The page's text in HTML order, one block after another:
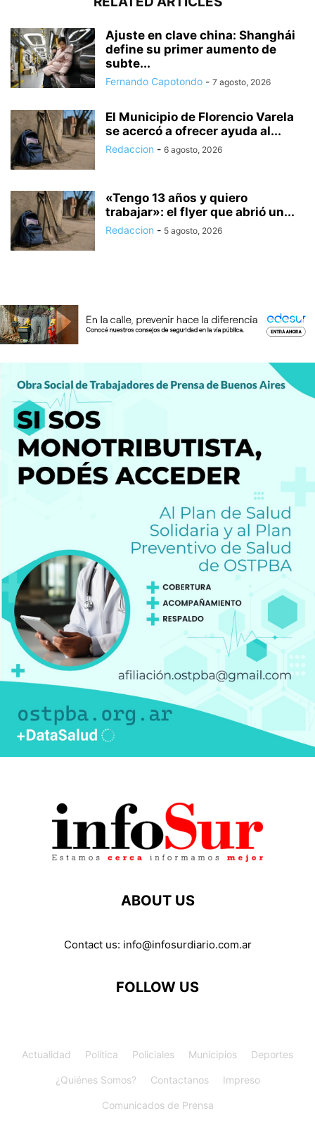
Ajuste en clave china: Shanghái
define su primer aumento de
subte...
Fernando Capotondo - 7 agosto, 2026
El Municipio de Florencio Varela
se acercó a ofrecer ayuda al...
Redaccion - 6 agosto, 2026
«Tengo 13 años y quiero
trabajar»: el flyer que abrió un...
Redaccion - 5 agosto, 2026
ABOUT US
Contact us: info@infosurdiario.com.ar
FOLLOW US
Actualidad Política Policiales Municipios Deportes
¿Quiénes Somos? Contactanos Impreso
Comunicados de Prensa